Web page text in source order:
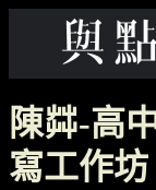
陳茻-高
寫工作坊